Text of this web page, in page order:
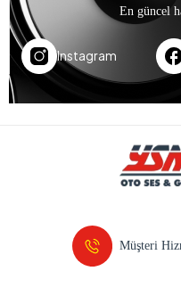
En güncel
Instagram
Müşteri